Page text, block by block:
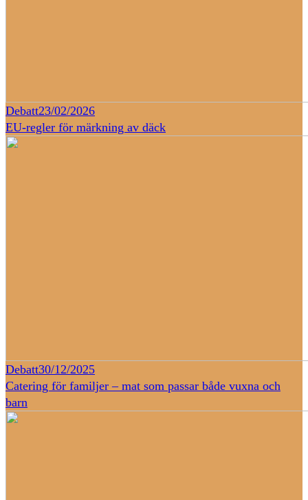
Debatt23/02/2026
EU-regler för märkning av däck
Debatt30/12/2025
Catering för familjer – mat som passar både vuxna och
barn